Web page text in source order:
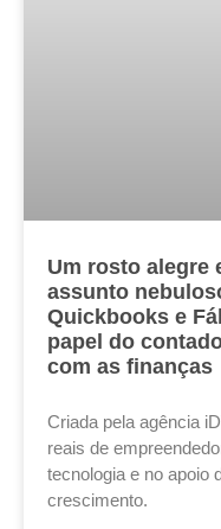
Um rosto alegre
assunto
Quickbooks e
papel do
com as finanças
Criada pela agência
reais de
tecnologia e no apoio
crescimento.